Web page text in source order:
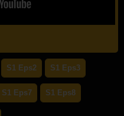
S1 Eps2 S1 Eps3
S1 Eps7 S1 Eps8